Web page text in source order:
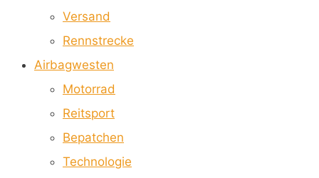
Versand
Rennstrecke
Airbagwesten
Motorrad
Reitsport
Bepatchen
Technologie